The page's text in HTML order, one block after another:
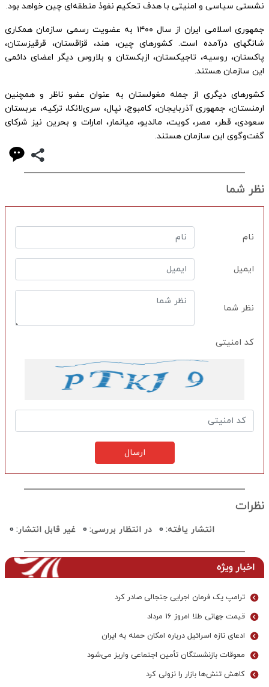
نشستی سیاسی و امنیتی با هدف تحکیم نفوذ منطقه‌ای چین خواهد بود.
جمهوری اسلامی ایران از سال ۱۴۰۰ به عضویت رسمی سازمان همکاری
شانگهای درآمده است. کشور‌های چین، هند، قزاقستان، قرقیزستان،
پاکستان، روسیه، تاجیکستان، ازبکستان و بلاروس دیگر اعضای دائمی
این سازمان هستند.
کشور‌های دیگری از جمله مغولستان به عنوان عضو ناظر و همچنین
ارمنستان، جمهوری آذربایجان، کامبوج، نپال، سری‌لانکا، ترکیه، عربستان
سعودی، قطر، مصر، کویت، مالدیو، میانمار، امارات و بحرین نیز شرکای
گفت‌وگوی این سازمان هستند.
نظر شما
نام
ایمیل
نظر شما
کد امنیتی
ارسال
نظرات
انتشار یافته:0 در انتظار بررسی:0 غیر قابل انتشار:0
اخبار ویژه
ترامپ یک فرمان اجرایی جنجالی صادر کرد
قیمت جهانی طلا امروز ۱۶ مرداد
ادعای تازه اسرائیل درباره امکان حمله به ایران
معوقات بازنشستگان تأمین اجتماعی واریز می‌شود
کاهش تنش‌ها بازار را نزولی کرد